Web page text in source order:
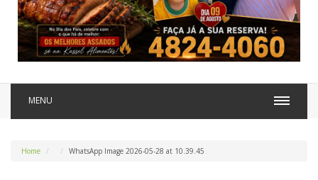
MENU
Home WhatsApp Image 2026-05-28 at 10.39.45